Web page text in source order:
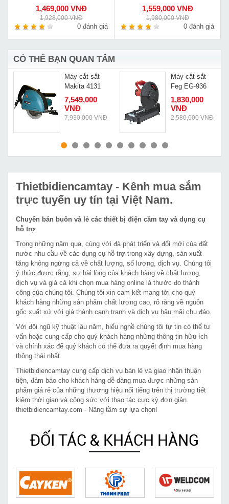
1,469,000 VNĐ
1,928,000 VNĐ
0 đánh giá
1,559,000 VNĐ
1,980,000 VNĐ
0 đánh giá
CÓ THỂ BẠN QUAN TÂM
MUA NGAY
Máy cắt sắt
Makita 4131
7,549,000
VNĐ
7,930,000 VNĐ
MUA NGAY
Máy cắt sắt
Feg EG-936
1,830,000
VNĐ
2,580,000 VNĐ
Thietbidiencamtay - Kênh mua sắm
trực tuyến uy tín tại Việt Nam.
Chuyên bán buôn và lẻ các thiết bị điện cầm tay và dụng cụ
hỗ trợ
Trong những năm qua, cùng với đà phát triển và đổi mới của đất
nước nhu cầu về các dụng cụ hỗ trợ trong xây dựng, sản xuất
tăng không ngừng cả về chất lượng, số lượng, dịch vụ. Chúng tôi
ý thức được rằng, sự hài lòng của khách hàng về chất lượng,
dịch vụ và giá cả khi chọn mua hàng online là thước đo thành
công của chúng tôi. Chúng tôi xin cam kết mang tới cho quý
khách hàng những sản phẩm chất lượng cao, rõ ràng về nguồn
gốc xuất xứ với giá thành cạnh tranh và dịch vụ hậu mãi chu đáo.
Với đội ngũ kỹ thuật lâu năm, hiểu nghề chúng tôi tự tin có thể tư
vấn hoặc cung cấp cho quý khách hàng những thông tin hữu ích
và chính xác để quý khách có thể đưa ra quyết định mua hàng
thông thái nhất.
Thietbidiencamtay cung cấp dịch vụ bán lẻ và giao nhận thuận
tiện, đảm bảo cho khách hàng dễ dàng mua được những sản
phẩm giá rẻ của những thương hiệu nổi tiếng trên thị trường tiết
kiệm thời gian và công sức với thao tác cực kỳ đơn giản.
thietbidiencamtay.com - Nâng tầm sự lựa chọn!
ĐỐI TÁC & KHÁCH HÀNG